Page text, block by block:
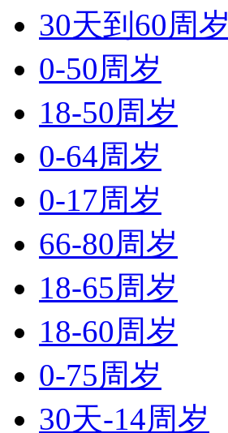
30天到60周岁
0-50周岁
18-50周岁
0-64周岁
0-17周岁
66-80周岁
18-65周岁
18-60周岁
0-75周岁
30天-14周岁